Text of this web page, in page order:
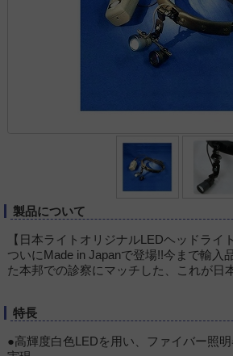
製品について
【日本ライトオリジナルLEDヘッドライ
ついにMade in Japanで登場!!今まで輸入
た本邦での診察にマッチした、これが日
特長
●高輝度白色LEDを用い、ファイバー照